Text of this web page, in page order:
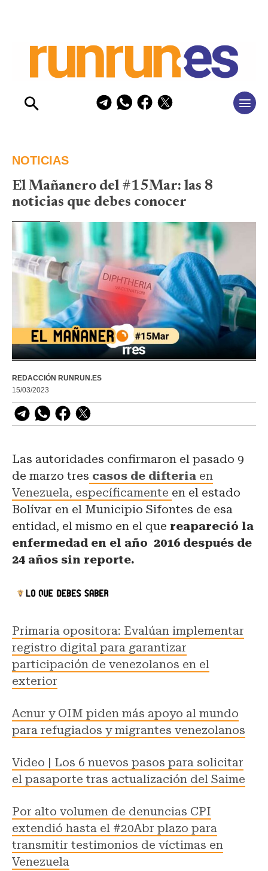
NOTICIAS
El Mañanero del #15Mar: las 8
noticias que debes conocer
REDACCIÓN RUNRUN.ES
15/03/2023
Las autoridades confirmaron el pasado 9
de marzo tres casos de difteria en
Venezuela, específicamente en el estado
Bolívar en el Municipio Sifontes de esa
entidad, el mismo en el que reapareció la
enfermedad en el año 2016 después de
24 años sin reporte.
Primaria opositora: Evalúan implementar
registro digital para garantizar
participación de venezolanos en el
exterior
Acnur y OIM piden más apoyo al mundo
para refugiados y migrantes venezolanos
Video | Los 6 nuevos pasos para solicitar
el pasaporte tras actualización del Saime
Por alto volumen de denuncias CPI
extendió hasta el #20Abr plazo para
transmitir testimonios de víctimas en
Venezuela